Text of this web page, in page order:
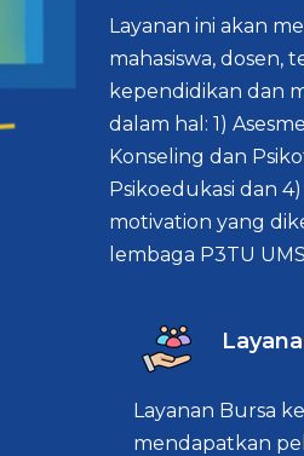
Layanan ini akan
mahasiswa, dosen,
kependidikan dan
dalam hal: 1)
Konseling dan
Psikoedukasi dan
motivation yang
lembaga P3TU
Layanan Bursa
mendapatkan